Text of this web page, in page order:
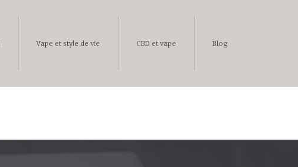
Vape et style de vie CBD et vape Blog